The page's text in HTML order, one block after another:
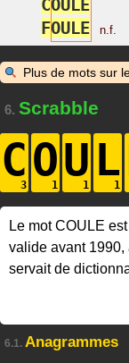
COULÉ
FOULE n.f.
Plus de mots sur
6. Scrabble
COU L
Le mot COULE est
valide avant
servait de
6.1. Anagrammes